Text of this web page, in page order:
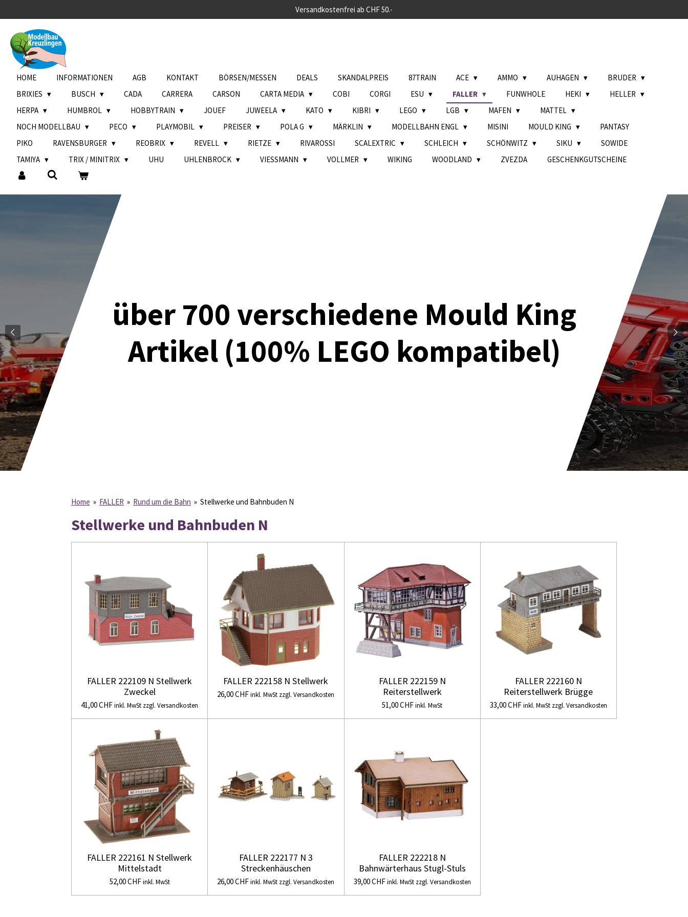
Hauptinhalt
springen
Versandkostenfrei ab CHF 50.-
HOME INFORMATIONEN AGB KONTAKT BÖRSEN/MESSEN DEALS SKANDALPREIS 87TRAIN ACE AMMO AUHAGEN
BRUDER
BRIXIES
BUSCH CADA CARRERA CARSON CARTA MEDIA COBI CORGI ESU FALLER FUNWHOLE HEKI
HELLER
HERPA
HUMBROL HOBBYTRAIN JOUEF JUWEELA KATO KIBRI LEGO LGB MAFEN
MATTEL
NOCH MODELLBAU
PECO PLAYMOBIL PREISER POLA G MÄRKLIN MODELLBAHN ENGL MISINI MOULD KING
PANTASY
PIKO
RAVENSBURGER REOBRIX REVELL RIETZE RIVAROSSI SCALEXTRIC SCHLEICH SCHÖNWITZ SIKU
SOWIDE
TAMIYA
TRIX / MINITRIX UHU UHLENBROCK VIESSMANN VOLLMER WIKING WOODLAND ZVEZDA GESCHENKGUTSCHEINE
über 700 verschiedene Mould King
Artikel (100% LEGO kompatibel)
Home » FALLER » Rund um die Bahn » Stellwerke und Bahnbuden N
Stellwerke und Bahnbuden N
FALLER 222109 N Stellwerk
Zweckel
41,00 CHFinkl. MwSt zzgl. Versandkosten
FALLER 222158 N Stellwerk
26,00 CHFinkl. MwSt zzgl. Versandkosten
FALLER 222159 N
Reiterstellwerk
51,00 CHFinkl. MwSt
FALLER 222160 N
Reiterstellwerk Brügge
33,00 CHFinkl. MwSt zzgl. Versandkosten
FALLER 222161 N Stellwerk
Mittelstadt
52,00 CHFinkl. MwSt
FALLER 222177 N 3
Streckenhäuschen
26,00 CHFinkl. MwSt zzgl. Versandkosten
FALLER 222218 N
Bahnwärterhaus Stugl-Stuls
39,00 CHFinkl. MwSt zzgl. Versandkosten